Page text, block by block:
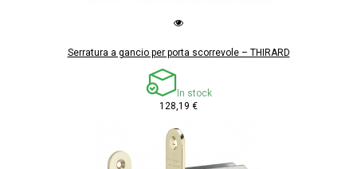
Serratura a gancio per porta scorrevole – THIRARD
In stock
128,19 €